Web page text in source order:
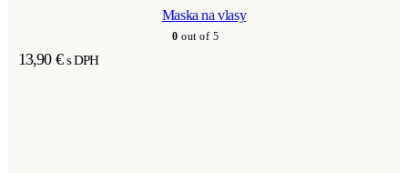
Maska na vlasy
0 out of 5
13,90 € s DPH